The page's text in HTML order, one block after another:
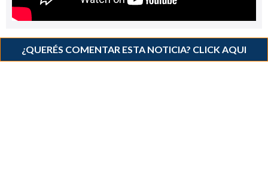
¿QUERÉS COMENTAR ESTA NOTICIA? CLICK AQUI